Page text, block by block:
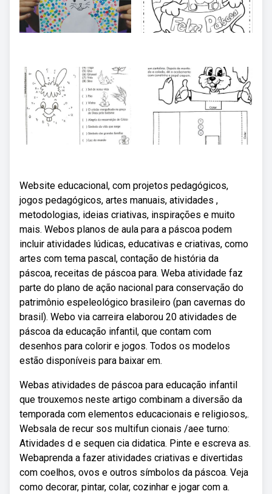
Website educacional, com projetos pedagógicos,
jogos pedagógicos, artes manuais, atividades ,
metodologias, ideias criativas, inspirações e muito
mais. Webos planos de aula para a páscoa podem
incluir atividades lúdicas, educativas e criativas, como
artes com tema pascal, contação de história da
páscoa, receitas de páscoa para. Weba atividade faz
parte do plano de ação nacional para conservação do
patrimônio espeleológico brasileiro (pan cavernas do
brasil). Webo via carreira elaborou 20 atividades de
páscoa da educação infantil, que contam com
desenhos para colorir e jogos. Todos os modelos
estão disponíveis para baixar em.
Webas atividades de páscoa para educação infantil
que trouxemos neste artigo combinam a diversão da
temporada com elementos educacionais e religiosos,.
Websala de recur sos multifun cionais /aee turno:
Atividades d e sequen cia didatica. Pinte e escreva as.
Webaprenda a fazer atividades criativas e divertidas
com coelhos, ovos e outros símbolos da páscoa. Veja
como decorar, pintar, colar, cozinhar e jogar com a.